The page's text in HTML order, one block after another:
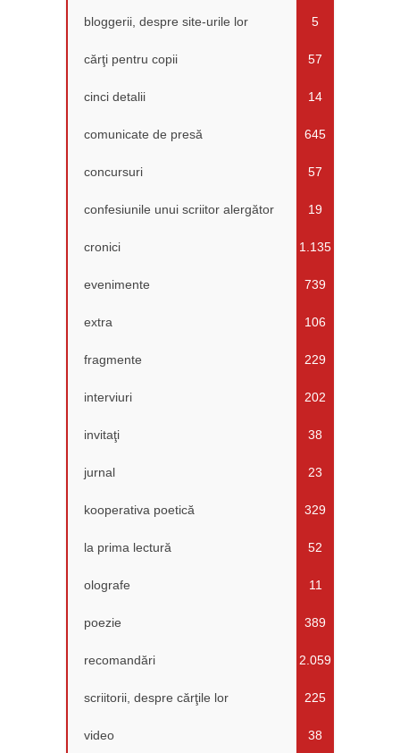
bloggerii, despre site-urile lor 5
cărţi pentru copii 57
cinci detalii 14
comunicate de presă 645
concursuri 57
confesiunile unui scriitor alergător 19
cronici 1.135
evenimente 739
extra 106
fragmente 229
interviuri 202
invitaţi 38
jurnal 23
kooperativa poetică 329
la prima lectură 52
olografe 11
poezie 389
recomandări 2.059
scriitorii, despre cărţile lor 225
video 38